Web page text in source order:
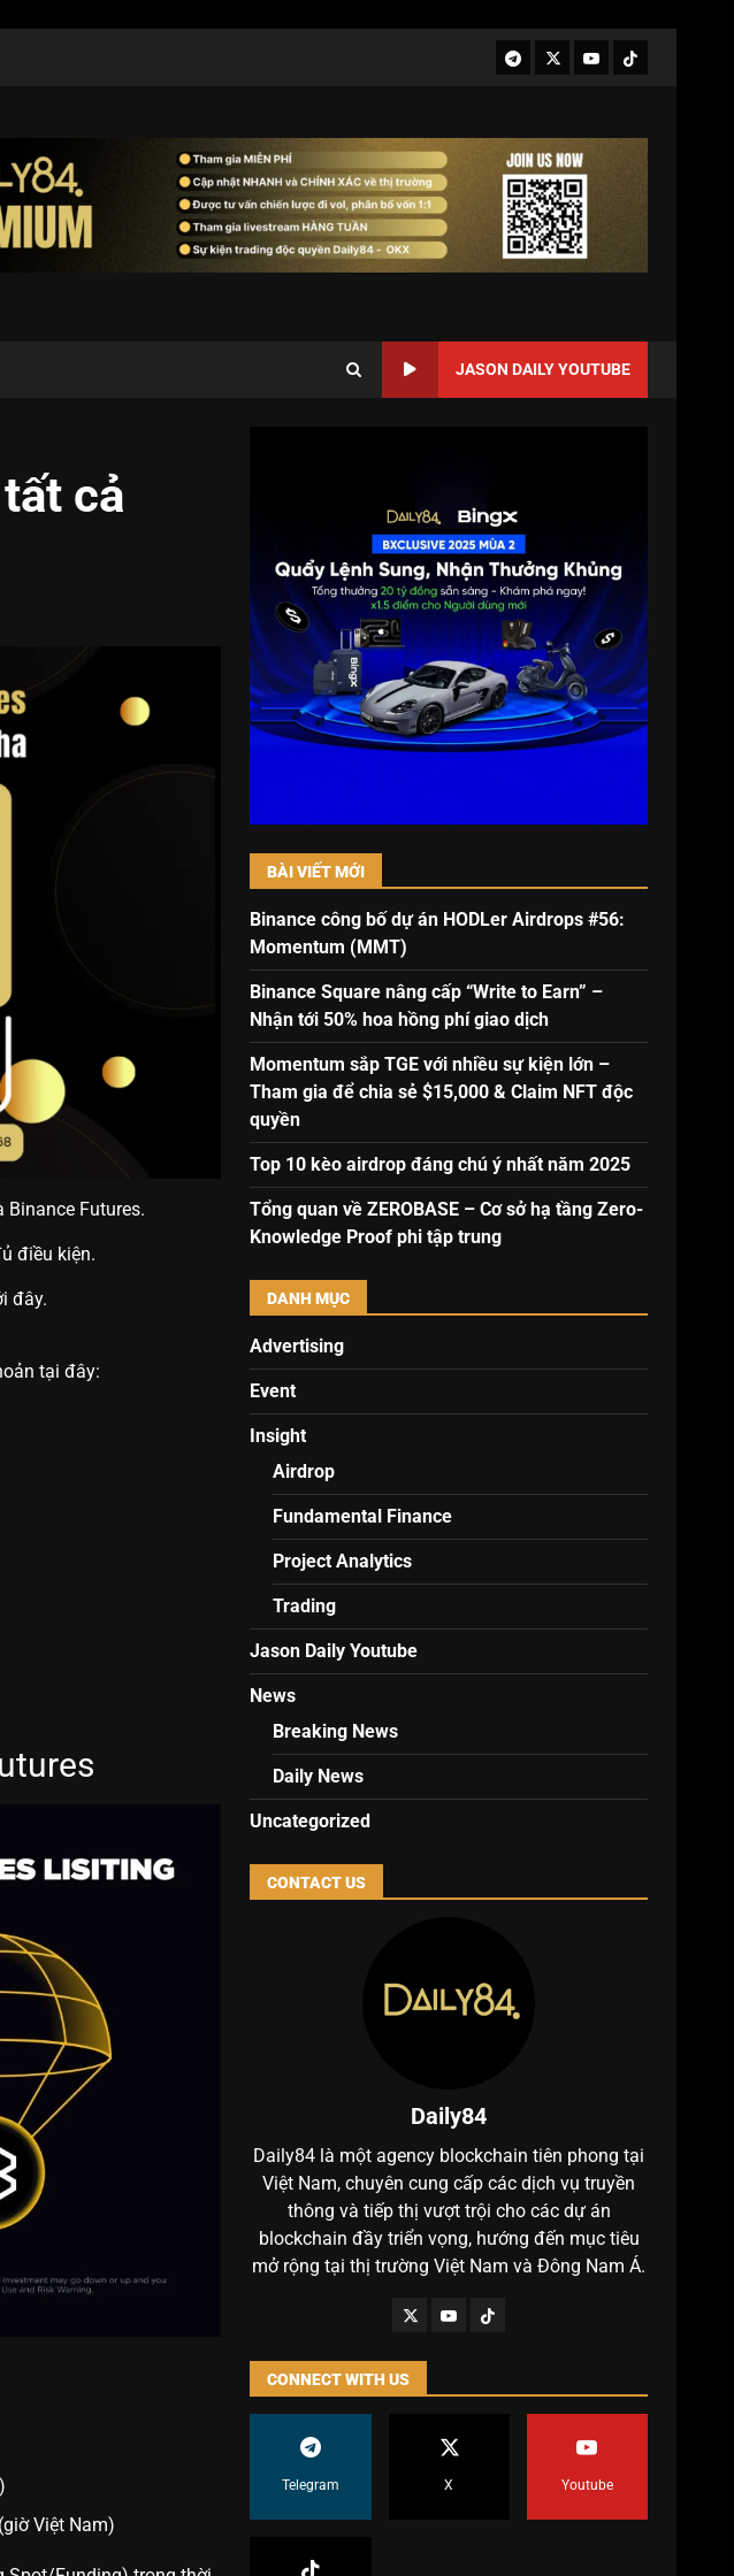
JASON DAILY YOUTUBE
cả
Binance Futures.
điều kiện.
đây.
tại đây:
Việt Nam)
BÀI VIẾT MỚI
Binance công bố dự án HODLer Airdrops #56:
Momentum (MMT)
Binance Square nâng cấp “Write to Earn” –
Nhận tới 50% hoa hồng phí giao dịch
Momentum sắp TGE với nhiều sự kiện lớn –
Tham gia để chia sẻ $15,000 & Claim NFT độc
quyền
Top 10 kèo airdrop đáng chú ý nhất năm 2025
Tổng quan về ZEROBASE – Cơ sở hạ tầng Zero-
Knowledge Proof phi tập trung
DANH MỤC
Advertising
Event
Insight
Airdrop
Fundamental Finance
Project Analytics
Trading
Jason Daily Youtube
News
Breaking News
Daily News
Uncategorized
CONTACT US
Daily84
Daily84 là một agency blockchain tiên phong tại
Việt Nam, chuyên cung cấp các dịch vụ truyền
thông và tiếp thị vượt trội cho các dự án
blockchain đầy triển vọng, hướng đến mục tiêu
mở rộng tại thị trường Việt Nam và Đông Nam Á.
CONNECT WITH US
Telegram X Youtube